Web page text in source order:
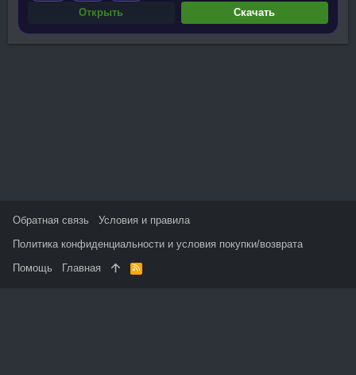
Открыть Скачать
Обратная связь
Условия и правила
Политика конфиденциальности и условия покупки/возврата
Помощь
Главная
R